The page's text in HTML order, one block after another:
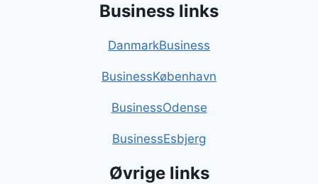
Business links
DanmarkBusiness
BusinessKøbenhavn
BusinessOdense
BusinessEsbjerg
Øvrige links